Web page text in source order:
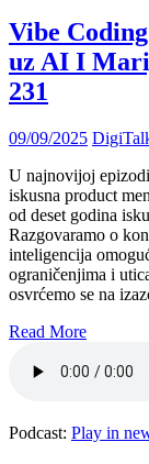
Vibe
uz AI I
231
09/09/2025
U najnovijoj
iskusna product
od deset godina
Razgovaramo o
inteligencija
ograničenjima i
osvrćemo se na
Read More
Podcast: Play in